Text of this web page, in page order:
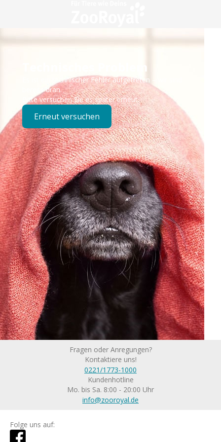
Technisches Problem
Es ist ein technischer Fehler aufgetreten – wir sind
bereits dran.
Bitte versuchen Sie es später erneut.
Erneut versuchen
Fragen oder Anregungen?
Kontaktiere uns!
0221/1773-1000
Kundenhotline
Mo. bis Sa. 8:00 - 20:00 Uhr
info@zooroyal.de
Folge uns auf: